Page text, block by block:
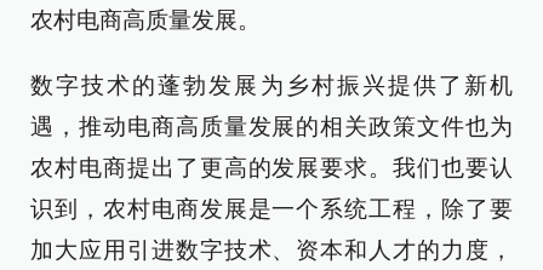
农村电商高质量发展。
数字技术的蓬勃发展为乡村振兴提供了新机
遇，推动电商高质量发展的相关政策文件也为
农村电商提出了更高的发展要求。我们也要认
识到，农村电商发展是一个系统工程，除了要
加大应用引进数字技术、资本和人才的力度，